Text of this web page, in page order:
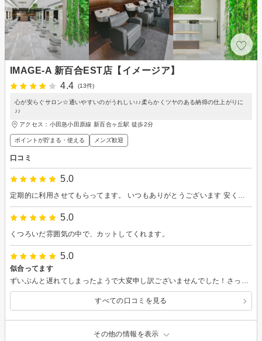
IMAGE-A 新百合EST店【イメージア】
4.4
(13件)
心が安らぐサロン☆通いやすいのがうれしい♪♪柔らかくツヤのある納得の仕上がりに
♪♪
アクセス：小田急小田原線 新百合ヶ丘駅 徒歩2分
ポイントが貯まる・使える メンズ歓迎
口コミ
5.0
定期的に利用させてもらってます。 いつもありがとうございます 安くて助かります
5.0
くつろいだ雰囲気の中で、カットしてくれます。
5.0
似合ってます
ずいぶんと遅れてしまったようで大変申し訳ございませんでした！さっぱりして入学式に臨む事ができました。またよろしくお願いします
すべての口コミを見る
その他の情報を表示